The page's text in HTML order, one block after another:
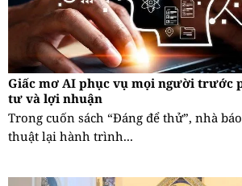
Giấc mơ AI phục vụ mọi người trước
tư và lợi nhuận
Trong cuốn sách “Đáng để thử”, nhà
thuật lại hành trình...